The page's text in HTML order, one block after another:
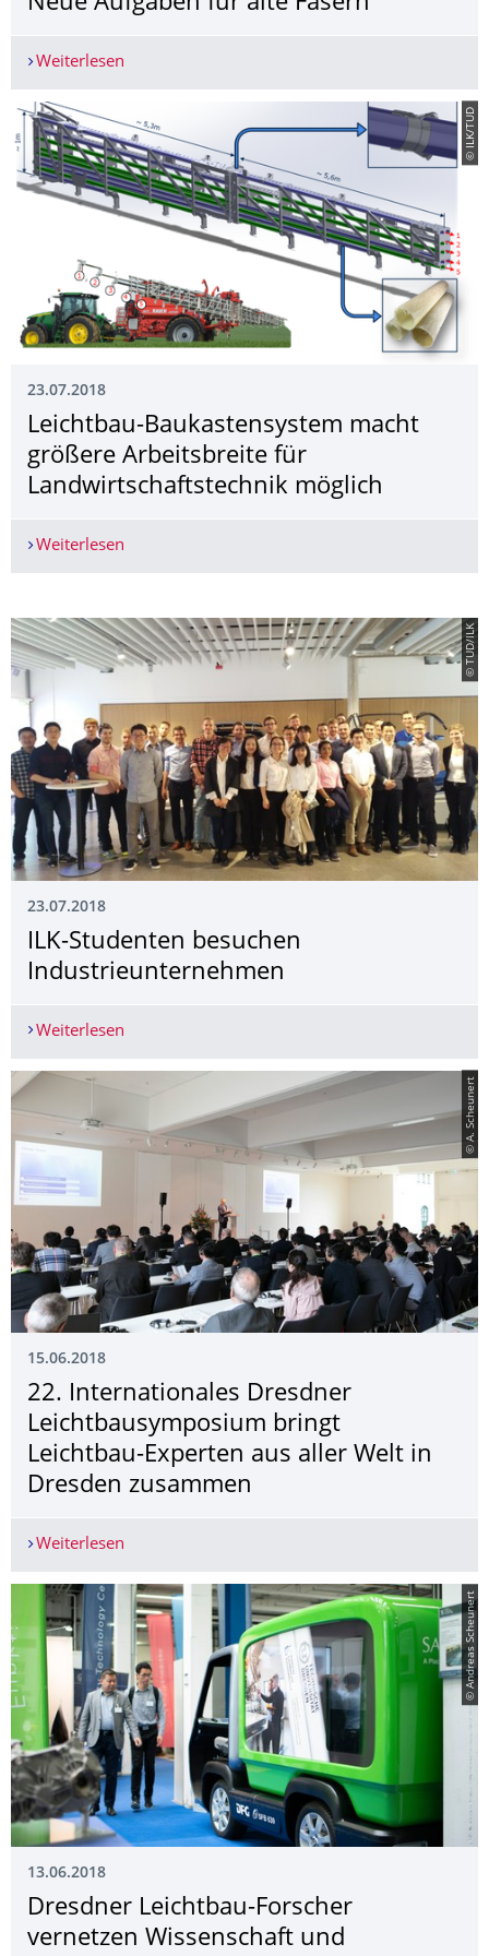
Weiterlesen
© ILK/TUD
23.07.2018
Leichtbau-Baukastensystem macht
größere Arbeitsbreite für
Landwirtschafts­technik möglich
Weiterlesen
© TUD/ILK
23.07.2018
ILK-Studenten besuchen
Industrieunterneh­men
Weiterlesen
© A. Scheunert
15.06.2018
22. Internationales Dresdner
Leichtbausymposium bringt
Leichtbau-Experten aus aller Welt in
Dresden zusammen
Weiterlesen
© Andreas Scheunert
13.06.2018
Dresdner Leichtbau-Forscher
vernetzen Wissenschaft und